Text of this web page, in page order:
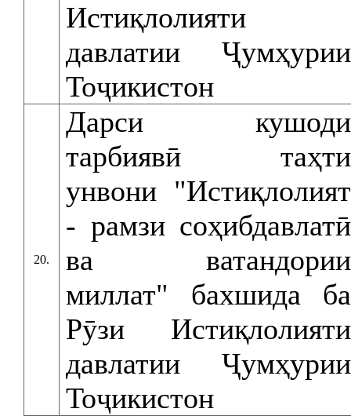
Истиқлолияти
давлатии Ҷумҳурии
Тоҷикистон
20.
Дарси кушоди
тарбиявӣ таҳти
унвони "Истиқлолият
- рамзи соҳибдавлатӣ
ва ватандории
миллат" бахшида ба
Рӯзи Истиқлолияти
давлатии Ҷумҳурии
Тоҷикистон